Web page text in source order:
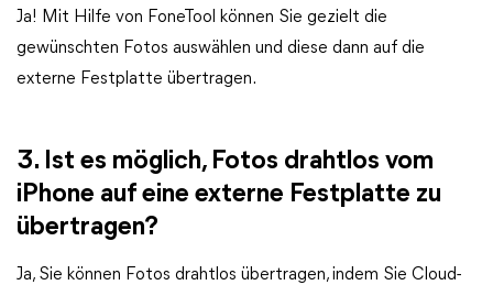
Ja! Mit Hilfe von FoneTool können Sie gezielt die
gewünschten Fotos auswählen und diese dann auf die
externe Festplatte übertragen.
3. Ist es möglich, Fotos drahtlos vom
iPhone auf eine externe Festplatte zu
übertragen?
Ja, Sie können Fotos drahtlos übertragen, indem Sie Cloud-